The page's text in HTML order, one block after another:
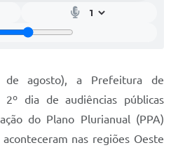
agosto), a Prefeitura de
dia de audiências públicas
do Plano Plurianual (PPA)
nas regiões Oeste